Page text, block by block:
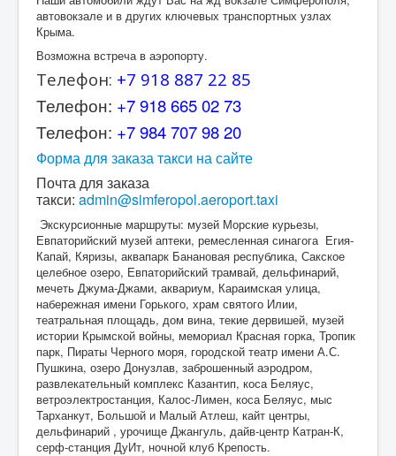
автовокзале и в других ключевых транспортных узлах
Крыма.
Возможна встреча в аэропорту.
Телефон: +7 918 887 22 85
Телефон: +7 918 665 02 73
Телефон: +7 984 707 98 20
Форма для заказа такси на сайте
Почта для заказа
такси: admin@simferopol.aeroport.taxi
Экскурсионные маршруты: музей Морские курьезы,
Евпаторийский музей аптеки, ремесленная синагога Егия-
Капай, Кяризы, аквапарк Банановая республика, Сакское
целебное озеро, Евпаторийский трамвай, дельфинарий,
мечеть Джума-Джами, аквариум, Караимская улица,
набережная имени Горького, храм святого Илии,
театральная площадь, дом вина, текие дервишей, музей
истории Крымской войны, мемориал Красная горка, Тропик
парк, Пираты Черного моря, городской театр имени А.С.
Пушкина, озеро Донузлав, заброшенный аэродром,
развлекательный комплекс Казантип, коса Беляус,
ветроэлектростанция, Калос-Лимен, коса Беляус, мыс
Тарханкут, Большой и Малый Атлеш, кайт центры,
дельфинарий , урочище Джангуль, дайв-центр Катран-К,
серф-станция ДуИт, ночной клуб Крепость.